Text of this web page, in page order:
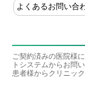
よくあるお問い合
ご契約済みの医院様
トシステムからお問
患者様からクリニッ